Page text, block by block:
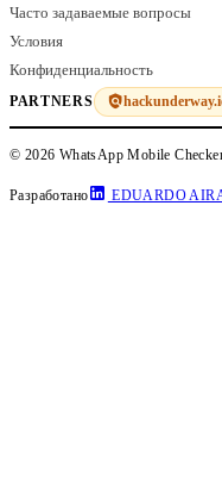
Часто задаваемые вопросы
Условия
Конфиденциальность
PARTNERS
© 2026 WhatsApp Mobile
Разработано EDUARDO